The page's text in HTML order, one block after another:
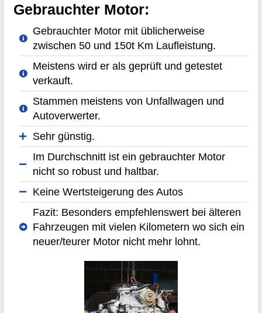
Gebrauchter Motor:
Gebrauchter Motor mit üblicherweise
zwischen 50 und 150t Km Laufleistung.
Meistens wird er als geprüft und getestet
verkauft.
Stammen meistens von Unfallwagen und
Autoverwerter.
Sehr günstig.
Im Durchschnitt ist ein gebrauchter Motor
nicht so robust und haltbar.
Keine Wertsteigerung des Autos
Fazit: Besonders empfehlenswert bei älteren
Fahrzeugen mit vielen Kilometern wo sich ein
neuer/teurer Motor nicht mehr lohnt.